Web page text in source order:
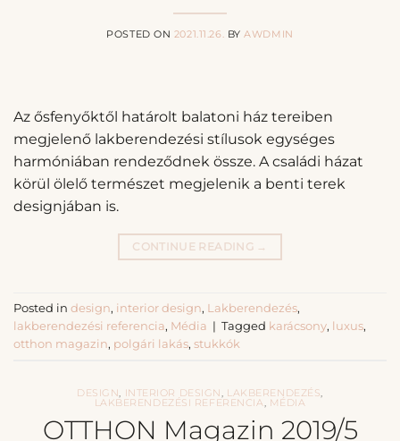
POSTED ON 2021.11.26. BYAWDMIN
Az ősfenyőktől határolt balatoni ház tereiben
megjelenő lakberendezési stílusok egységes
harmóniában rendeződnek össze. A családi házat
körül ölelő természet megjelenik a benti terek
designjában is.
CONTINUE READING →
Posted in design, interior design, Lakberendezés,
lakberendezési referencia, Média | Tagged karácsony, luxus,
otthon magazin, polgári lakás, stukkók
DESIGN, INTERIOR DESIGN, LAKBERENDEZÉS,
LAKBERENDEZÉSI REFERENCIA, MÉDIA
OTTHON Magazin 2019/5